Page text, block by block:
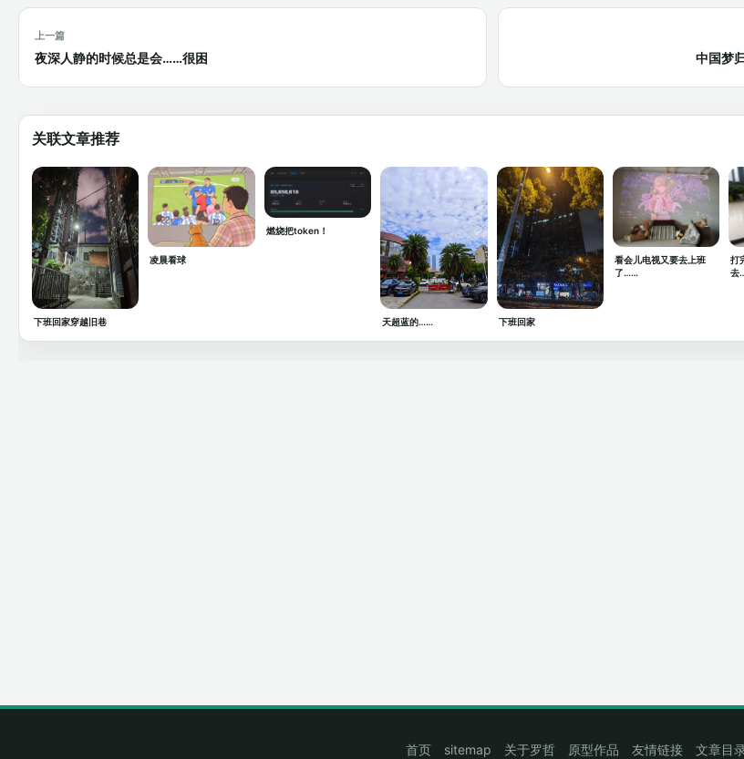
上一篇
夜深人静的时候总是会……很困 中国梦
关联文章推荐
下班回家穿越旧巷
凌晨看球
燃烧把token！
天超蓝的…… 下班回家
看会儿电视又要去上班
了……
打
去
首页 sitemap 关于罗哲 原型作品 友情链接 文章目